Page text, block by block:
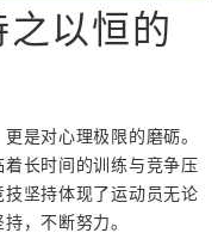
以恒的
是对心理极限的磨砺。
长时间的训练与竞争压
坚持体现了运动员无论
，不断努力。